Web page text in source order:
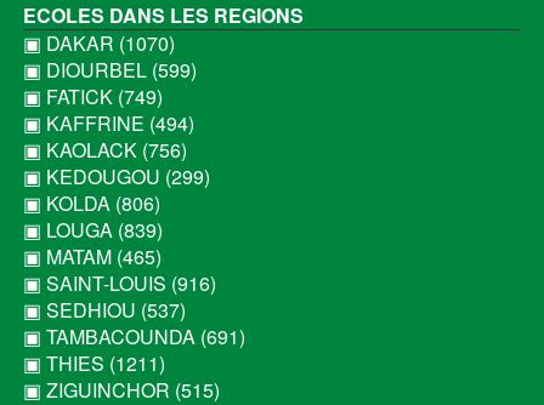
ECOLES DANS LES REGIONS
▣ DAKAR (1070)
▣ DIOURBEL (599)
▣ FATICK (749)
▣ KAFFRINE (494)
▣ KAOLACK (756)
▣ KEDOUGOU (299)
▣ KOLDA (806)
▣ LOUGA (839)
▣ MATAM (465)
▣ SAINT-LOUIS (916)
▣ SEDHIOU (537)
▣ TAMBACOUNDA (691)
▣ THIES (1211)
▣ ZIGUINCHOR (515)